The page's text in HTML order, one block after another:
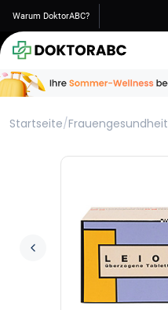
Warum DoktorABC?
Startseite/Frauengesundheit